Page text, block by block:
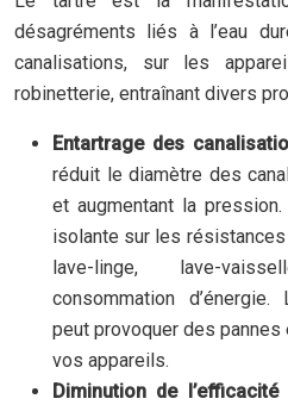
désagréments liés à l’eau
canalisations, sur les
robinetterie, entraînant divers
Entartrage des
réduit le diamètre des
et augmentant la
isolante sur les
lave-linge, lave-
consommation d’énergie.
peut provoquer des
vos appareils.
Diminution de